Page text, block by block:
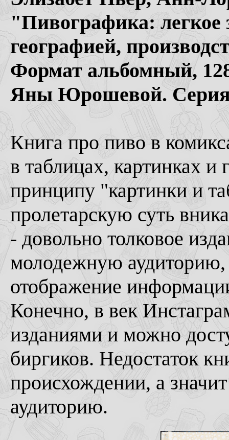
"Пивографика: легкое
географией,
Формат альбомный,
Яны Юрошевой.
Книга про пиво в
в таблицах, картинках и
принципу "картинки и
пролетарскую суть
- довольно толковое
молодежную аудиторию,
отображение
Конечно, в век
изданиями и можно
биргиков. Недостаток
происхождении, а
аудиторию.